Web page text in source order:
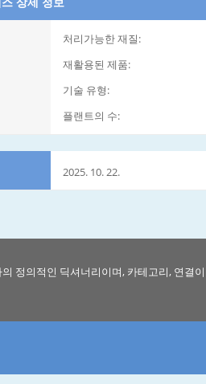
처리가능한 재질:
재활용된 제품:
기술 유형:
플랜트의 수:
2025. 10. 22.
정의적인 딕셔너리이며, 카테고리, 연결